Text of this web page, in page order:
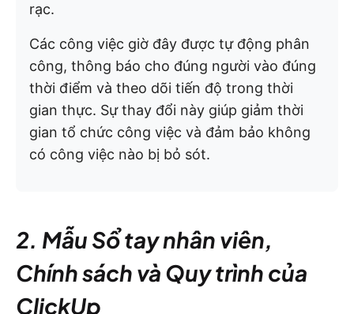
rạc.
Các công việc giờ đây được tự động phân
công, thông báo cho đúng người vào đúng
thời điểm và theo dõi tiến độ trong thời
gian thực. Sự thay đổi này giúp giảm thời
gian tổ chức công việc và đảm bảo không
có công việc nào bị bỏ sót.
2. Mẫu Sổ tay nhân viên,
Chính sách và Quy trình của
ClickUp